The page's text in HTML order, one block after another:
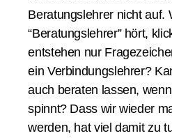
Beratungslehrer nicht auf.
“Beratungslehrer” hört,
entstehen nur
ein Verbindungslehrer?
auch beraten lassen,
spinnt? Dass wir wieder
werden, hat viel damit zu